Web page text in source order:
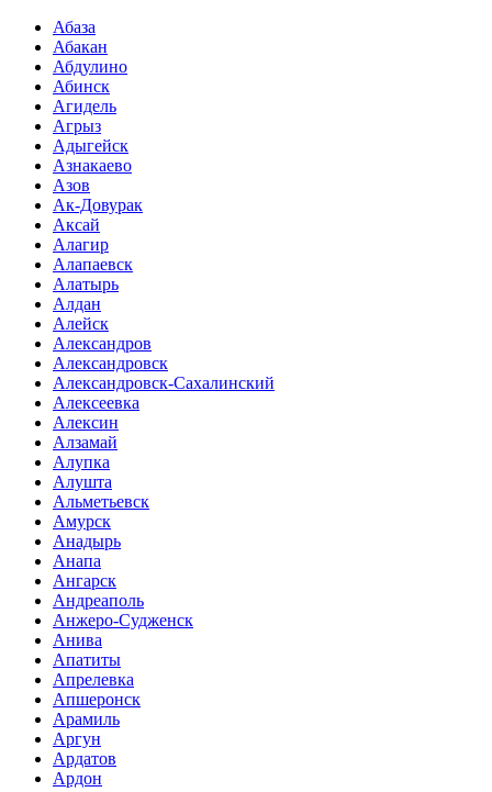
Абаза
Абакан
Абдулино
Абинск
Агидель
Агрыз
Адыгейск
Азнакаево
Азов
Ак-Довурак
Аксай
Алагир
Алапаевск
Алатырь
Алдан
Алейск
Александров
Александровск
Александровск-Сахалинский
Алексеевка
Алексин
Алзамай
Алупка
Алушта
Альметьевск
Амурск
Анадырь
Анапа
Ангарск
Андреаполь
Анжеро-Судженск
Анива
Апатиты
Апрелевка
Апшеронск
Арамиль
Аргун
Ардатов
Ардон